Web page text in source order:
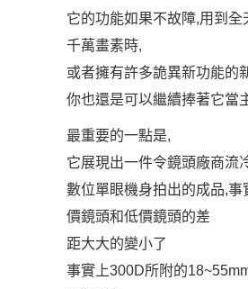
它的功能如果不故障,用到全
千萬畫素時,
或者擁有許多詭異新功能的
你也還是可以繼續捧著它當
最重要的一點是,
它展現出一件令鏡頭廠商流
數位單眼機身拍出的成品,事
價鏡頭和低價鏡頭的差
距大大的變小了
事實上300D所附的